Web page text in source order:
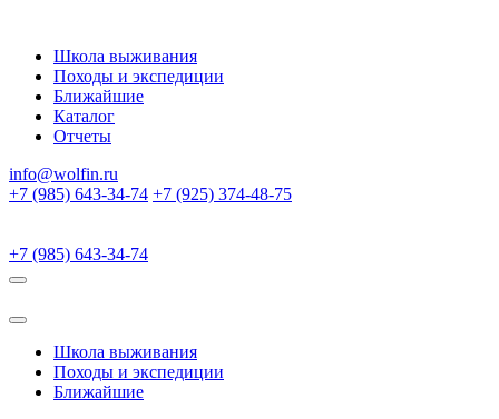
Школа выживания
Походы и экспедиции
Ближайшие
Каталог
Отчеты
info@wolfin.ru
+7 (985) 643-34-74 +7 (925) 374-48-75
+7 (985) 643-34-74
Школа выживания
Походы и экспедиции
Ближайшие